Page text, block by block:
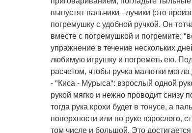
выпустят пальчики - лучики (это
погремушку с удобной ручкой. Он
вместе с погремушкой и погремите:
упражнение в течение нескольких
любимую игрушку и погреметь ею.
расчетом, чтобы ручка малютки могла
- "Киса - Мурыса": взрослый одной
рукой мягко и нежно проводит снизу
тогда рука крохи будет в тонусе, а
поверхности или по руке взрослого,
том числе и большой. Это